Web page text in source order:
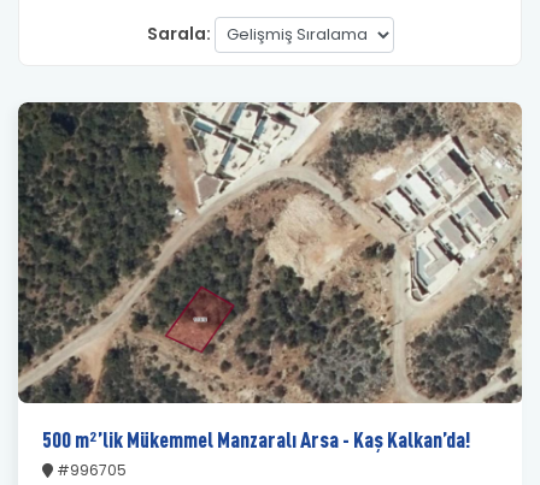
Sarala:
500 m²’lik Mükemmel Manzaralı Arsa - Kaş Kalkan’da!
#996705